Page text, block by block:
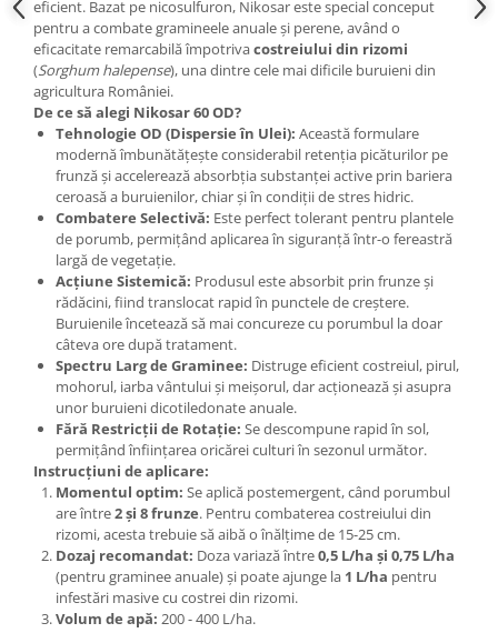
Accesorii gard electric
Accesorii irigat
Araci/ Suporti plante
Candele / Rezerve / Lumanari
Carabine/ carlige
Diverse casa si gradina
Diverse depozitare
Echipament protectie gradina
Fir/Ata de legat
Foarfeci
Furtun / banda / tub
Motofierastrau / Drujba
Pila motofierastrau / drujba
Plantator
Plasa de umbrire
Plase plante
Pompa de apa curata/murdara
Pompa de stropit
Raticide
eficient. Bazat pe nicosulfuron, Nikosar este special conceput
pentru a combate gramineele anuale și perene, având o
eficacitate remarcabilă împotrivacostreiului din rizomi
(Sorghum halepense), una dintre cele mai dificile buruieni din
agricultura României.
De ce să alegi Nikosar 60 OD?
Tehnologie OD (Dispersie în Ulei): Această formulare
modernă îmbunătățește considerabil retenția picăturilor pe
frunză și accelerează absorbția substanței active prin bariera
ceroasă a buruienilor, chiar și în condiții de stres hidric.
Combatere Selectivă: Este perfect tolerant pentru plantele
de porumb, permițând aplicarea în siguranță într-o fereastră
largă de vegetație.
Acțiune Sistemică: Produsul este absorbit prin frunze și
rădăcini, fiind translocat rapid în punctele de creștere.
Buruienile încetează să mai concureze cu porumbul la doar
câteva ore după tratament.
Spectru Larg de Graminee: Distruge eficient costreiul, pirul,
mohorul, iarba vântului și meișorul, dar acționează și asupra
unor buruieni dicotiledonate anuale.
Fără Restricții de Rotație: Se descompune rapid în sol,
permițând înființarea oricărei culturi în sezonul următor.
Instrucțiuni de aplicare:
Momentul optim: Se aplică postemergent, când porumbul
are între2 și 8 frunze. Pentru combaterea costreiului din
rizomi, acesta trebuie să aibă o înălțime de 15-25 cm.
Dozaj recomandat: Doza variază între0,5 L/ha și 0,75 L/ha
(pentru graminee anuale) și poate ajunge la 1 L/ha pentru
infestări masive cu costrei din rizomi.
Volum de apă: 200 - 400 L/ha.